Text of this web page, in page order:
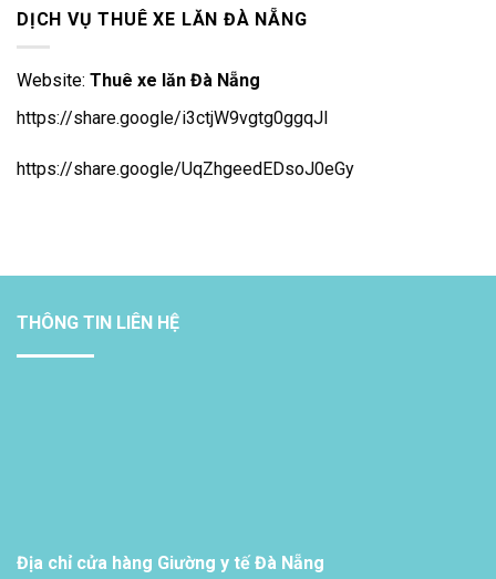
DỊCH VỤ THUÊ XE LĂN ĐÀ NẴNG
Website: Thuê xe lăn Đà Nẵng
https://share.google/i3ctjW9vgtg0ggqJl
https://share.google/UqZhgeedEDsoJ0eGy
THÔNG TIN LIÊN HỆ
Địa chỉ cửa hàng Giường y tế Đà Nẵng